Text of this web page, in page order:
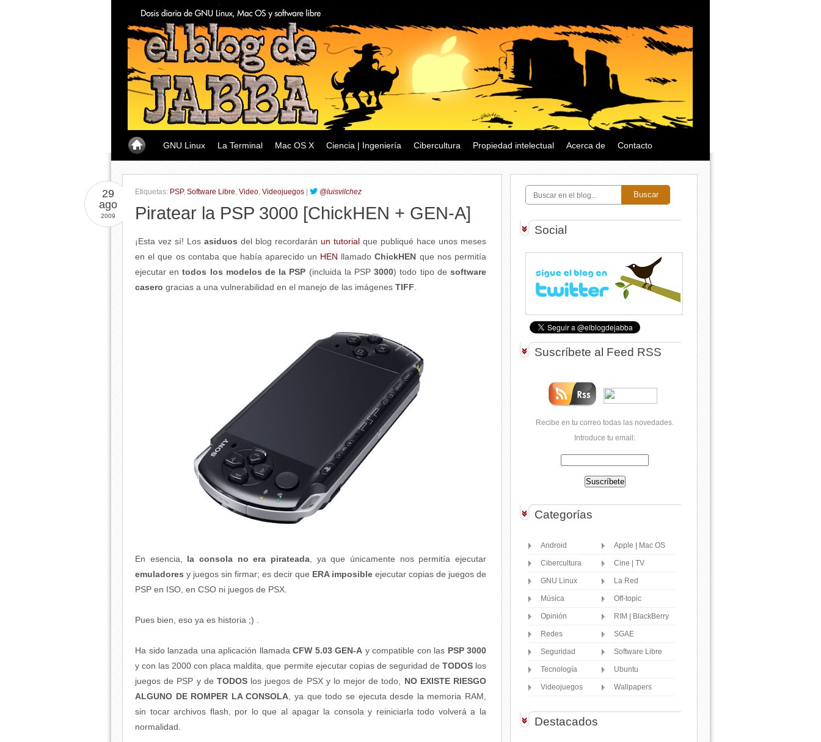
GNU Linux La Terminal Mac OS X Ciencia | Ingeniería Cibercultura Propiedad intelectual Acerca de Contacto
Etiquetas: PSP, Software Libre, Video, Videojuegos @luisvilchez
29
ago
2009 Piratear la PSP 3000 [ChickHEN + GEN-A]
¡Esta vez sí! Los asiduos del blog recordarán un tutorial que publiqué hace unos meses
en el que os contaba que había aparecido un HEN llamadoChickHEN que nos permitía
ejecutar entodos los modelos de la PSP (incluida la PSP3000) todo tipo desoftware
casero gracias a una vulnerabilidad en el manejo de las imágenes TIFF
En esencia, la consola no era pirateada , ya que únicamente nos permitía ejecutar
emuladores y juegos sin firmar; es decir que ERA imposible ejecutar copias de juegos de
PSP en ISO, en CSO ni juegos de PSX.
Pues bien, eso ya es historia ;) .
Ha sido lanzada una aplicación llamada CFW 5.03 GEN-A y compatible con las PSP 3000
y con las 2000 con placa maldita, que permite ejecutar copias de seguridad de TODOS los
juegos de PSP y de TODOS los juegos de PSX y lo mejor de todo, NO EXISTE RIESGO
ALGUNO DE ROMPER LA CONSOLA , ya que todo se ejecuta desde la memoria RAM,
sin tocar archivos flash, por lo que al apagar la consola y reiniciarla todo volverá a la
normalidad.
Buscar
Social
Suscríbete al Feed RSS
Recibe en tu correo todas las novedades.
Introduce tu email:
Categorías
Android Apple | Mac OS
Cibercultura Cine | TV
GNU Linux La Red
Música Off-topic
Opinión RIM | BlackBerry
Redes SGAE
Seguridad Software Libre
Tecnología Ubuntu
Videojuegos Wallpapers
Destacados